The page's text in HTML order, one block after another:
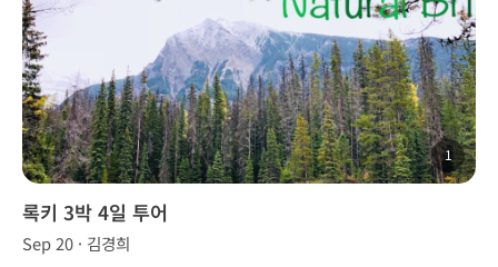
1
록키 3박 4일 투어
Sep 20 · 김경희